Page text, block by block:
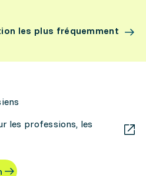
les plus fréquemment
les professions, les